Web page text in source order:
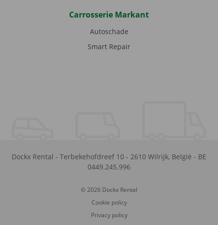
Carrosserie Markant
Autoschade
Smart Repair
Dockx Rental - Terbekehofdreef 10 - 2610 Wilrijk, België - BE
0449.245.996
© 2026 Dockx Rental
Cookie policy
Privacy policy